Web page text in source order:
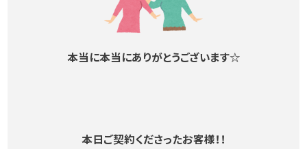
本当に本当にありがとうございます☆
本日ご契約くださったお客様！！